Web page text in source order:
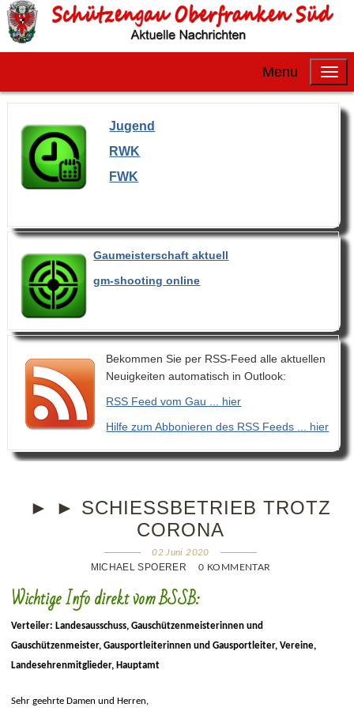
Menu
Jugend
RWK
FWK
Gaumeisterschaft aktuell
gm-shooting online
Bekommen Sie per RSS-Feed alle aktuellen
Neuigkeiten automatisch in Outlook:
RSS Feed vom Gau ... hier
Hilfe zum Abbonieren des RSS Feeds ... hier
► ► SCHIESSBETRIEB TROTZ C
ORONA
02 Juni 2020
MICHAEL SPOERER 0 KOMMENTAR
Wichtige Info direkt vom BSSB:
Verteiler: Landesausschuss, Gauschützenmeisterinnen und
Gauschützenmeister, Gausportleiterinnen und Gausportleiter, Vereine,
Landesehrenmitglieder, Hauptamt
Sehr geehrte Damen und Herren,